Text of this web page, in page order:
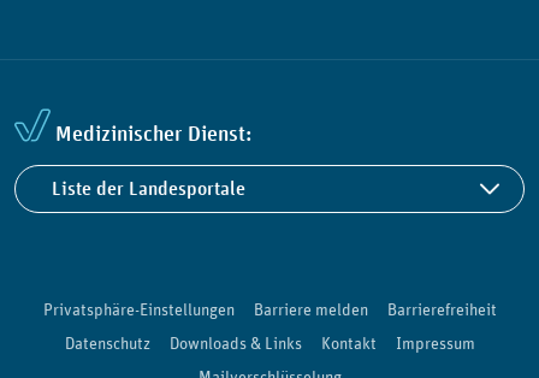
Medizinischer Dienst:
Liste der Landesportale
Privatsphäre-Einstellungen Barriere melden
Barrierefreiheit
Datenschutz
Downloads & Links Kontakt
Impressum